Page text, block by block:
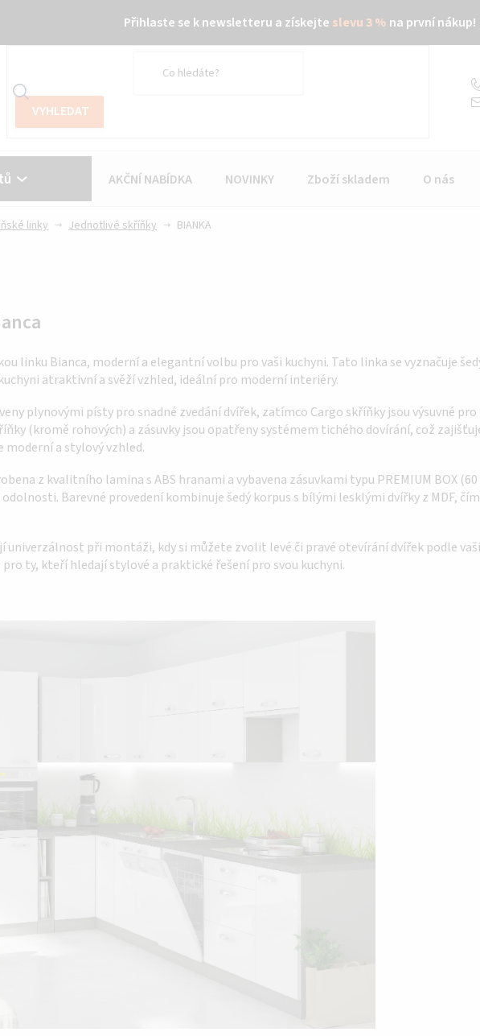
Přihlaste se k newsletteru a získejte slevu 3 % na první nákup!
AKČNÍ NABÍDKA NOVINKY Zboží skladem O nás
linky Jednotlivé skříňky BIANKA
linku Bianca, moderní a elegantní volbu pro vaši kuchyni. Tato linka se vyznačuje
atraktivní a svěží vzhled, ideální pro moderní interiéry.
plynovými písty pro snadné zvedání dvířek, zatímco Cargo skříňky jsou výsuvné
(kromě rohových) a zásuvky jsou opatřeny systémem tichého dovírání, což
moderní a stylový vzhled.
z kvalitního lamina s ABS hranami a vybavena zásuvkami typu PREMIUM BOX
Barevné provedení kombinuje šedý korpus s bílými lesklými dvířky z MDF,
univerzálnost při montáži, kdy si můžete zvolit levé či pravé otevírání dvířek podle
ty, kteří hledají stylové a praktické řešení pro svou kuchyni.